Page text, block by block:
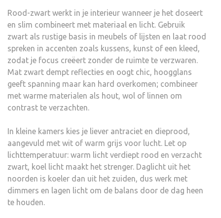
Rood-zwart werkt in je interieur wanneer je het doseert
en slim combineert met materiaal en licht. Gebruik
zwart als rustige basis in meubels of lijsten en laat rood
spreken in accenten zoals kussens, kunst of een kleed,
zodat je focus creëert zonder de ruimte te verzwaren.
Mat zwart dempt reflecties en oogt chic, hoogglans
geeft spanning maar kan hard overkomen; combineer
met warme materialen als hout, wol of linnen om
contrast te verzachten.
In kleine kamers kies je liever antraciet en dieprood,
aangevuld met wit of warm grijs voor lucht. Let op
lichttemperatuur: warm licht verdiept rood en verzacht
zwart, koel licht maakt het strenger. Daglicht uit het
noorden is koeler dan uit het zuiden, dus werk met
dimmers en lagen licht om de balans door de dag heen
te houden.